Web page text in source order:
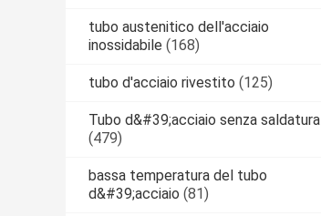
tubo austenitico dell'acciaio
inossidabile (168)
tubo d'acciaio rivestito (125)
Tubo d&#39;acciaio senza saldatura
(479)
bassa temperatura del tubo
d&#39;acciaio (81)